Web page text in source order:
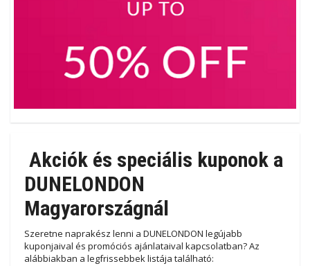
Akciók és speciális kuponok a
DUNELONDON
Magyarországnál
Szeretne naprakész lenni a DUNELONDON legújabb
kuponjaival és promóciós ajánlataival kapcsolatban? Az
alábbiakban a legfrissebbek listája található: